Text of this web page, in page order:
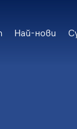
Най-нови